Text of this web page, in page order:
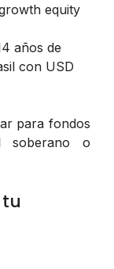
equity
años de
con USD
para fondos
soberano o